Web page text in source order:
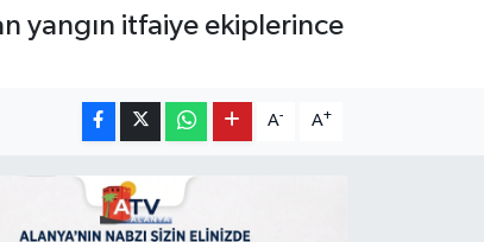
yangın itfaiye ekiplerince
A- A+